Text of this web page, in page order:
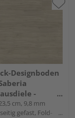
Designboden
-
PRIME SOLID
cm, 9,8 mm
gefast, Fold-